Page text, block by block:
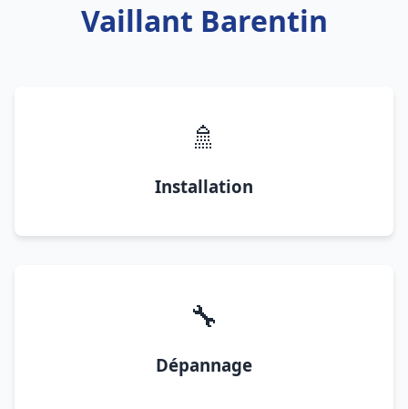
Vaillant Barentin
🚿
Installation
🔧
Dépannage